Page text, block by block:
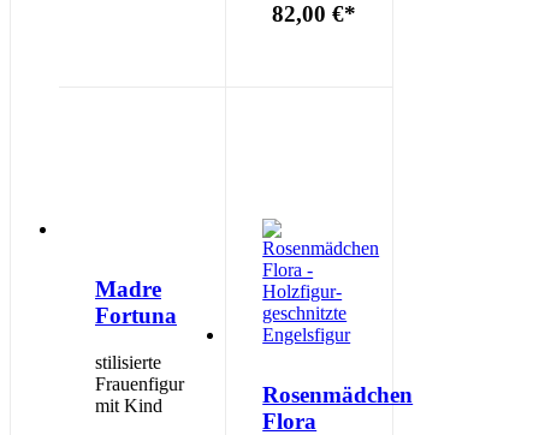
82,00 €*
Madre
Fortuna
stilisierte
Frauenfigur
mit Kind
Rosenmädchen
Flora